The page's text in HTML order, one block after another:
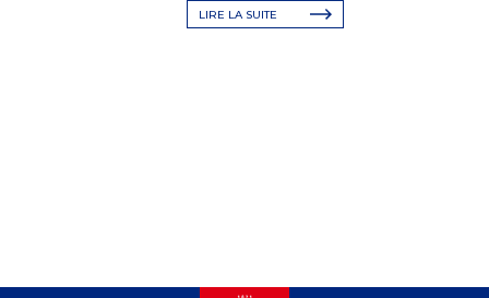
LIRE LA SUITE